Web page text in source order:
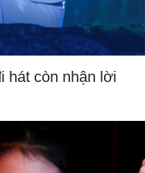
hát còn nhận lời